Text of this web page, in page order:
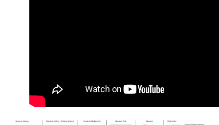
CKK Jordanki